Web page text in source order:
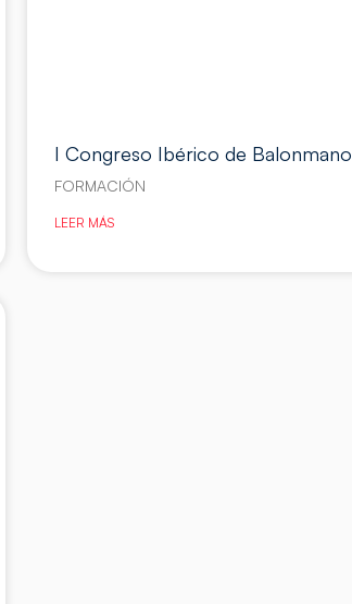
I Congreso Ibérico de Balonmano
FORMACIÓN
LEER MÁS